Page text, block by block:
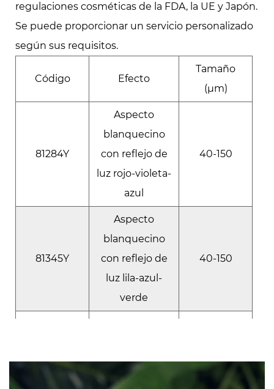
regulaciones cosméticas de la FDA, la UE y Japón.
Se puede proporcionar un servicio personalizado
según sus requisitos.
Código Efecto
Tamaño
(μm)
81284Y
Aspecto
blanquecino
con reflejo de
luz rojo-violeta-
azul
40-150
81345Y
Aspecto
blanquecino
con reflejo de
luz lila-azul-
verde
40-150
con luz
reflejada en
40-150